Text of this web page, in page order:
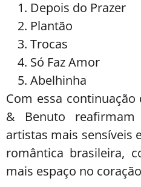
Depois do Prazer
Plantão
Trocas
Só Faz Amor
Abelhinha
Com essa
& Benuto
artistas mais sensíveis
romântica brasileira,
mais espaço no